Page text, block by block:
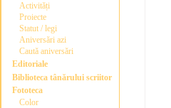
Activități
Proiecte
Statut / legi
Aniversări azi
Caută aniversări
Editoriale
Biblioteca tânărului scriitor
Fototeca
Color